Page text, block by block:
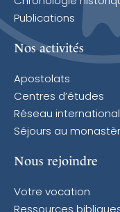
Publications
Nos activités
Apostolats
Centres d’études
Réseau
Séjours au
Nous rejoindre
Votre vocation